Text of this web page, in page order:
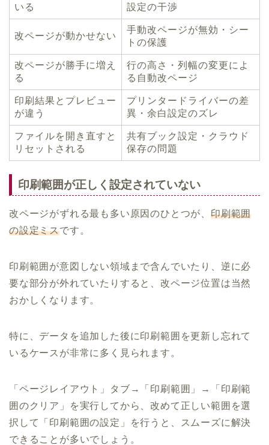
いる
設定の干渉
改ページが動かせない
手動改ページが無効・シー
トの保護
改ページが勝手に増え
る
行の高さ・列幅の変更によ
る自動改ページ
印刷結果とプレビュー
が違う
プリンタードライバーの差
異・余白設定のズレ
ファイルを開き直すと
リセットされる
共有ブック設定・クラウド
保存の問題
印刷範囲が正しく設定されていない
改ページがずれる最も多い原因のひとつが、 印刷範囲
の設定ミスです。
印刷範囲が意図しない領域まで含んでいたり、逆に必
要な部分が外れていたりすると、改ページ位置は当然
おかしくなります。
特に、データを追加した後に印刷範囲を更新し忘れて
いるケースが非常に多く見られます。
「ページレイアウト」タブ→「印刷範囲」→「印刷範
囲のクリア」を実行してから、改めて正しい範囲を選
択して「印刷範囲の設定」を行うと、スムーズに解決
できることが多いでしょう。